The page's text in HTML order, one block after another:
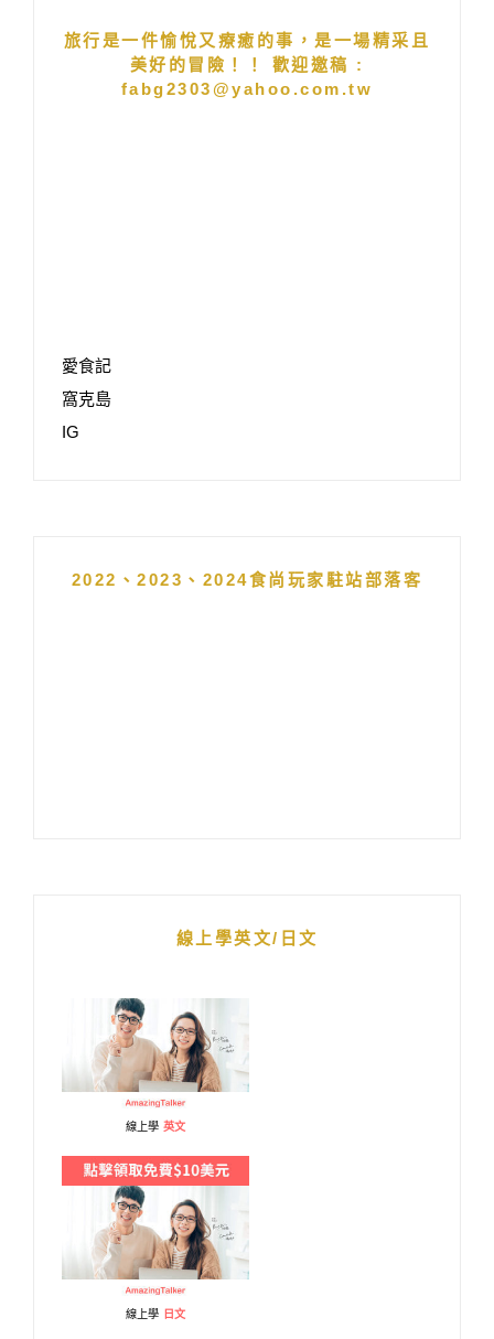
旅行是一件愉悅又療癒的事，是一場精采且
美好的冒險！！ 歡迎邀稿 :
fabg2303@yahoo.com.tw
愛食記
窩克島
IG
2022、2023、2024食尚玩家駐站部落客
線上學英文/日文
線上學 英文
線上學 日文